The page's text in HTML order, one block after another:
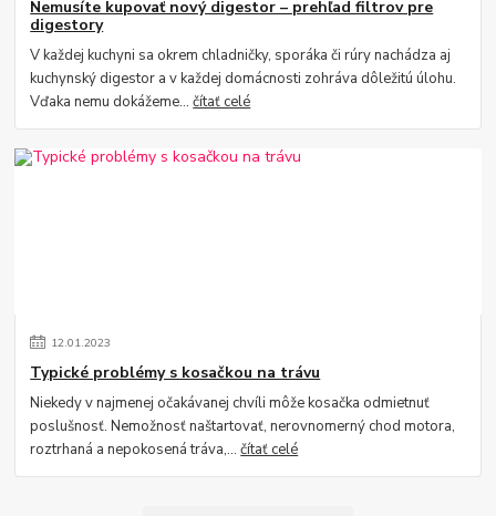
Nemusíte kupovať nový digestor – prehľad filtrov pre
digestory
V každej kuchyni sa okrem chladničky, sporáka či rúry nachádza aj
kuchynský digestor a v každej domácnosti zohráva dôležitú úlohu.
Vďaka nemu dokážeme...čítať celé
12.01.2023
Typické problémy s kosačkou na trávu
Niekedy v najmenej očakávanej chvíli môže kosačka odmietnuť
poslušnosť. Nemožnosť naštartovať, nerovnomerný chod motora,
roztrhaná a nepokosená tráva,...čítať celé